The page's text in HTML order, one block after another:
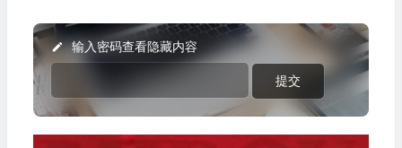
输入密码查看隐藏内容